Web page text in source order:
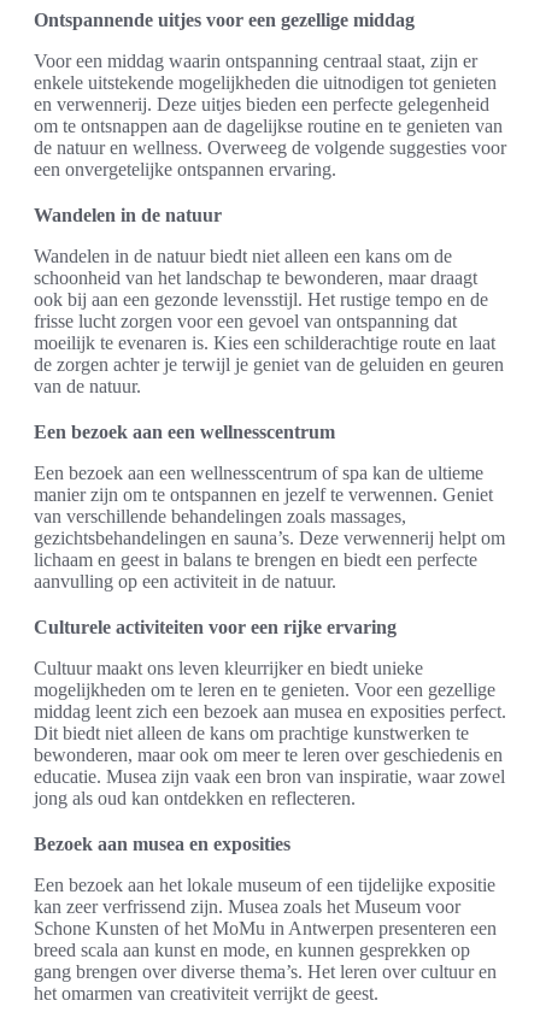
Ontspannende uitjes voor een gezellige middag
Voor een middag waarin ontspanning centraal staat, zijn er
enkele uitstekende mogelijkheden die uitnodigen tot genieten
en verwennerij. Deze uitjes bieden een perfecte gelegenheid
om te ontsnappen aan de dagelijkse routine en te genieten van
de natuur en wellness. Overweeg de volgende suggesties voor
een onvergetelijke ontspannen ervaring.
Wandelen in de natuur
Wandelen in de natuur biedt niet alleen een kans om de
schoonheid van het landschap te bewonderen, maar draagt
ook bij aan een gezonde levensstijl. Het rustige tempo en de
frisse lucht zorgen voor een gevoel van ontspanning dat
moeilijk te evenaren is. Kies een schilderachtige route en laat
de zorgen achter je terwijl je geniet van de geluiden en geuren
van de natuur.
Een bezoek aan een wellnesscentrum
Een bezoek aan een wellnesscentrum of spa kan de ultieme
manier zijn om te ontspannen en jezelf te verwennen. Geniet
van verschillende behandelingen zoals massages,
gezichtsbehandelingen en sauna’s. Deze verwennerij helpt om
lichaam en geest in balans te brengen en biedt een perfecte
aanvulling op een activiteit in de natuur.
Culturele activiteiten voor een rijke ervaring
Cultuur maakt ons leven kleurrijker en biedt unieke
mogelijkheden om te leren en te genieten. Voor een gezellige
middag leent zich een bezoek aan musea en exposities perfect.
Dit biedt niet alleen de kans om prachtige kunstwerken te
bewonderen, maar ook om meer te leren over geschiedenis en
educatie. Musea zijn vaak een bron van inspiratie, waar zowel
jong als oud kan ontdekken en reflecteren.
Bezoek aan musea en exposities
Een bezoek aan het lokale museum of een tijdelijke expositie
kan zeer verfrissend zijn. Musea zoals het Museum voor
Schone Kunsten of het MoMu in Antwerpen presenteren een
breed scala aan kunst en mode, en kunnen gesprekken op
gang brengen over diverse thema’s. Het leren over cultuur en
het omarmen van creativiteit verrijkt de geest.